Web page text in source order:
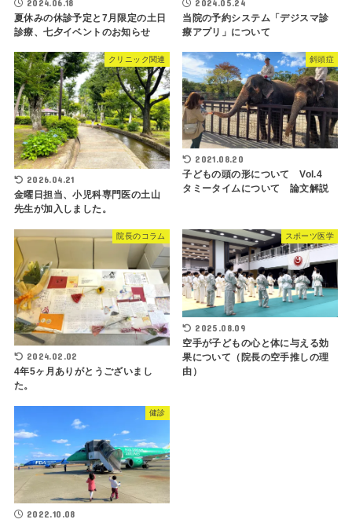
2024.06.18
夏休みの休診予定と7月限定の土日
診療、七夕イベントのお知らせ
2024.05.24
当院の予約システム「デジスマ診
療アプリ」について
クリニック関連
2026.04.21
金曜日担当、小児科専門医の土山
先生が加入しました。
斜頭症
2021.08.20
子どもの頭の形について Vol.4
タミータイムについて 論文解説
院長のコラム
2024.02.02
4年5ヶ月ありがとうございまし
た。
スポーツ医学
2025.08.09
空手が子どもの心と体に与える効
果について（院長の空手推しの理
由）
健診
2022.10.08